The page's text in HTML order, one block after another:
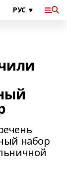
набор